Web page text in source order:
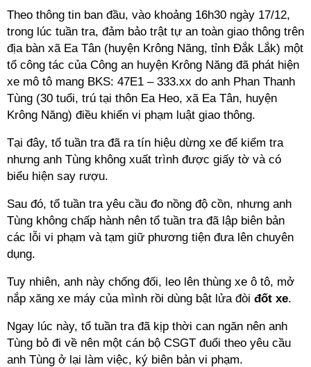
Theo thông tin ban đầu, vào khoảng 16h30 ngày 17/12,
trong lúc tuần tra, đảm bảo trật tự an toàn giao thông trên
địa bàn xã Ea Tân (huyện Krông Năng, tỉnh Đắk Lắk) một
tổ công tác của Công an huyện Krông Năng đã phát hiện
xe mô tô mang BKS: 47E1 – 333.xx do anh Phan Thanh
Tùng (30 tuổi, trú tại thôn Ea Heo, xã Ea Tân, huyện
Krông Năng) điều khiển vi phạm luật giao thông.
Tại đây, tổ tuần tra đã ra tín hiệu dừng xe để kiểm tra
nhưng anh Tùng không xuất trình được giấy tờ và có
biểu hiện say rượu.
Sau đó, tổ tuần tra yêu cầu đo nồng độ cồn, nhưng anh
Tùng không chấp hành nên tổ tuần tra đã lập biên bản
các lỗi vi phạm và tạm giữ phương tiện đưa lên chuyên
dụng.
Tuy nhiên, anh này chống đối, leo lên thùng xe ô tô, mở
nắp xăng xe máy của mình rồi dùng bật lửa đòi đốt xe.
Ngay lúc này, tổ tuần tra đã kịp thời can ngăn nên anh
Tùng bỏ đi về nên một cán bộ CSGT đuổi theo yêu cầu
anh Tùng ở lại làm việc, ký biên bản vi phạm.